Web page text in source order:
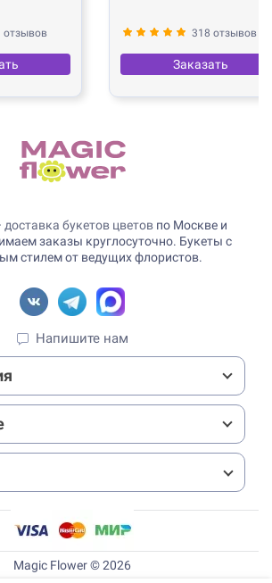
отзывов 318 отзывов
Заказать
букетов цветов по Москве и
заказы круглосуточно. Букеты с
стилем от ведущих флористов.
Напишите нам
Magic Flower © 2026